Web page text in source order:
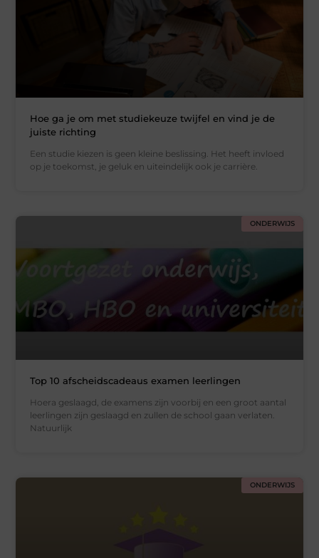
Hoe ga je om met studiekeuze twijfel en vind je de
juiste richting
Een studie kiezen is geen kleine beslissing. Het heeft invloed
op je toekomst, je geluk en uiteindelijk ook je carrière.
ONDERWIJS
Top 10 afscheidscadeaus examen leerlingen
Hoera geslaagd, de examens zijn voorbij en een groot aantal
leerlingen zijn geslaagd en zullen de school gaan verlaten.
Natuurlijk
ONDERWIJS